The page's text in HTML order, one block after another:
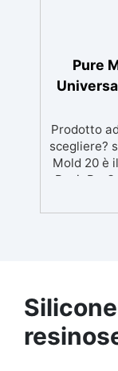
Pure
Prodotto
scegliere?
Mold 20 è
alta
artistici.
bilanciata,
anche di
stabilità
ritiro